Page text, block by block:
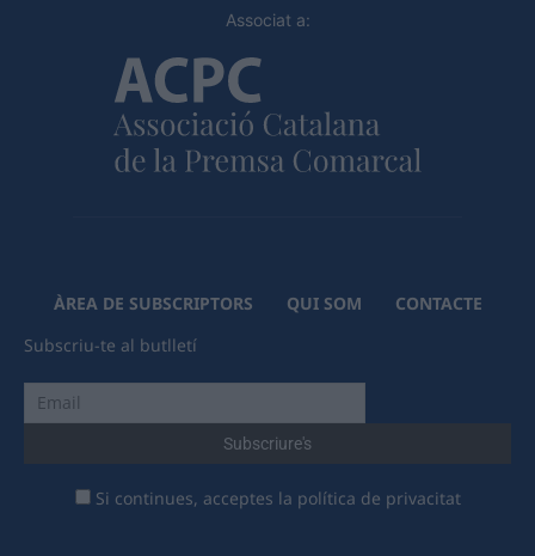
Associat a:
ÀREA DE SUBSCRIPTORS QUI SOM
CONTACTE
Subscriu-te al butlletí
Si continues, acceptes la política de privacitat